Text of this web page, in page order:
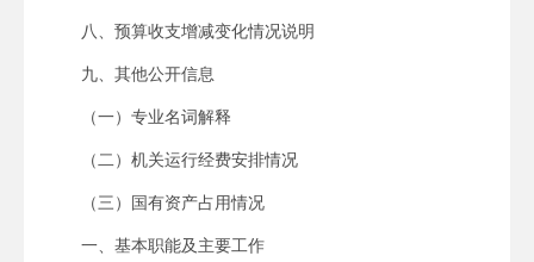
八、预算收支增减变化情况说明
九、其他公开信息
（一）专业名词解释
（二）机关运行经费安排情况
（三）国有资产占用情况
一、基本职能及主要工作